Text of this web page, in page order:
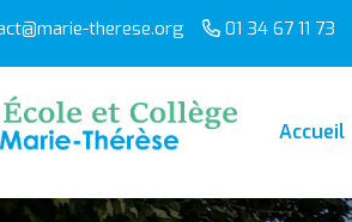
therese.org 01 34 67 11 73
Accueil